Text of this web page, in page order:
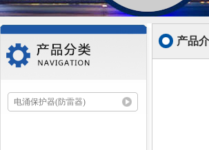
电涌保护器(防雷器)
产品